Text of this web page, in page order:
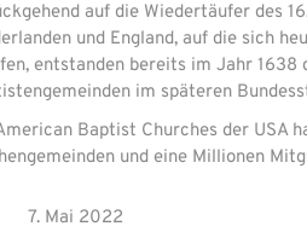
auf die Wiedertäufer des
und England, auf die sich
entstanden bereits im Jahr 1638
im späteren
Baptist Churches der USA
und eine Millionen
7. Mai 2022